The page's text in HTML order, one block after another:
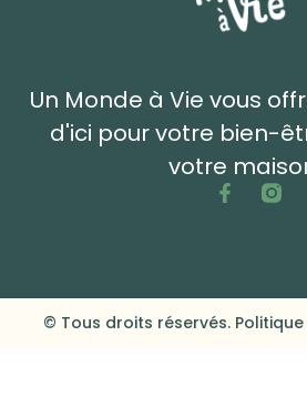
Un Monde à Vie vous
d'ici pour votre bien-
votre
© Tous droits réservés.